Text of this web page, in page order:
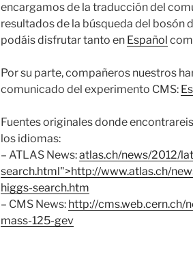
encargamos de la traducción del
resultados de la búsqueda del bosón
podáis disfrutar tanto en Español
Por su parte, compañeros nuestros
comunicado del experimento CMS:
Fuentes originales donde
los idiomas:
– ATLAS News:atlas.ch/news/2012/
search.html">http://www.atlas.ch/
higgs-search.htm
– CMS News: http://cms.web.cern.ch/
mass-125-gev